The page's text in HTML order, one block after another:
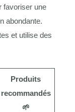
favoriser une
abondante.
et utilise des
Produits
recommandés
🌱